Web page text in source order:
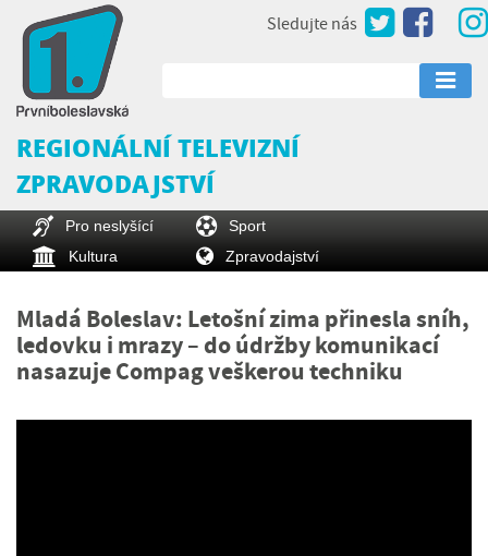
Sledujte nás
REGIONÁLNÍ TELEVIZNÍ
ZPRAVODAJSTVÍ
Pro neslyšící
Sport
Kultura
Zpravodajství
Mladá Boleslav: Letošní zima přinesla sníh,
ledovku i mrazy – do údržby komunikací
nasazuje Compag veškerou techniku